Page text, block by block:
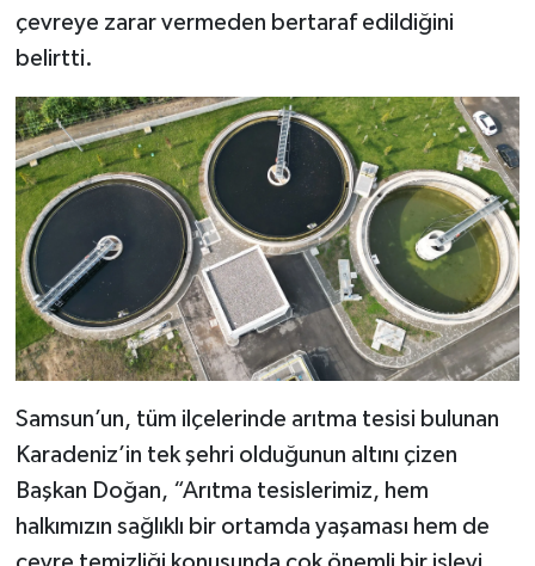
çevreye zarar vermeden bertaraf edildiğini
belirtti.
Samsun’un, tüm ilçelerinde arıtma tesisi bulunan
Karadeniz’in tek şehri olduğunun altını çizen
Başkan Doğan, “Arıtma tesislerimiz, hem
halkımızın sağlıklı bir ortamda yaşaması hem de